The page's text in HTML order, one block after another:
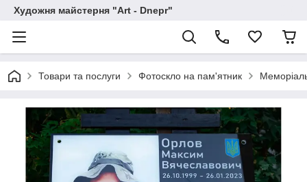
Художня майстерня "Art - Dnepr"
Товари та послуги Фотоскло на пам'ятник